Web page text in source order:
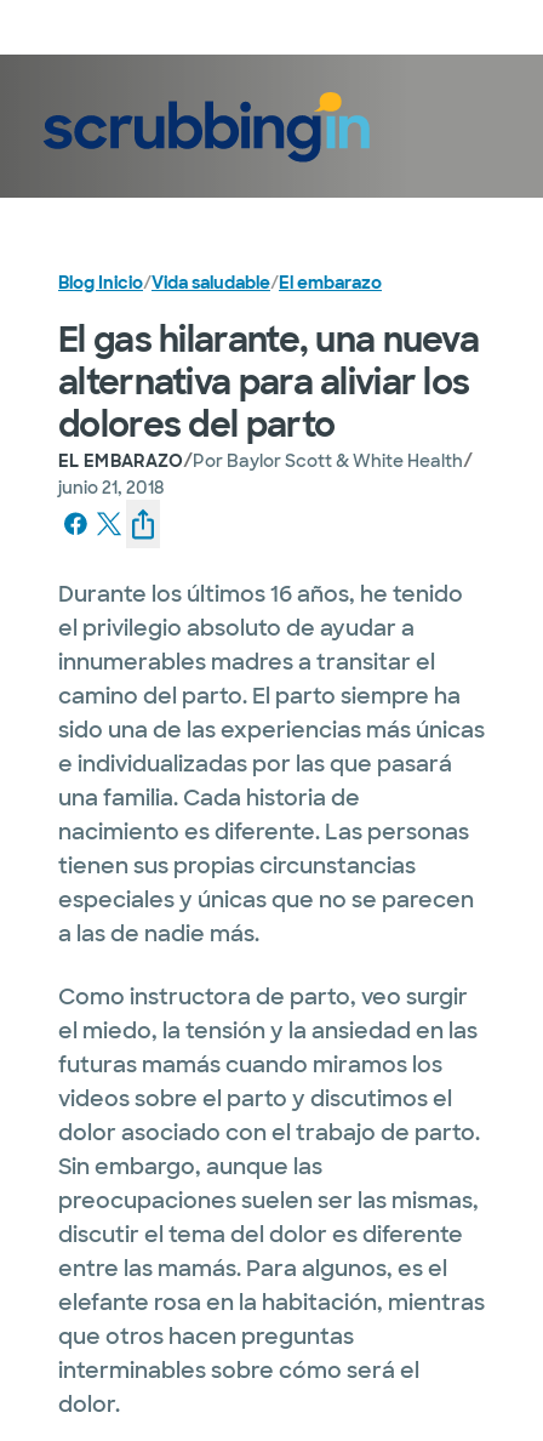
Blog Inicio/Vida saludable/El embarazo
El gas hilarante, una nueva
alternativa para aliviar los
dolores del parto
EL EMBARAZO/Por Baylor Scott & White Health/
junio 21, 2018
Durante los últimos 16 años, he tenido
el privilegio absoluto de ayudar a
innumerables madres a transitar el
camino del parto. El parto siempre ha
sido una de las experiencias más únicas
e individualizadas por las que pasará
una familia. Cada historia de
nacimiento es diferente. Las personas
tienen sus propias circunstancias
especiales y únicas que no se parecen
a las de nadie más.
Como instructora de parto, veo surgir
el miedo, la tensión y la ansiedad en las
futuras mamás cuando miramos los
videos sobre el parto y discutimos el
dolor asociado con el trabajo de parto.
Sin embargo, aunque las
preocupaciones suelen ser las mismas,
discutir el tema del dolor es diferente
entre las mamás. Para algunos, es el
elefante rosa en la habitación, mientras
que otros hacen preguntas
interminables sobre cómo será el
dolor.